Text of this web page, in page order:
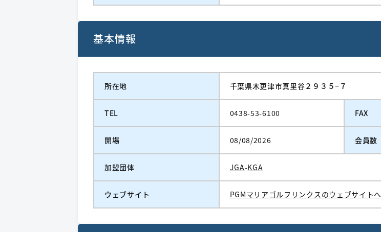
基本情報
所在地 千葉県木更津市真里谷２９３５−７
TEL 0438-53-6100 FAX
開場 08/08/2026 会員数
加盟団体 JGA-KGA
ウェブサイト PGMマリアゴルフリンクスのウェブサイトへ